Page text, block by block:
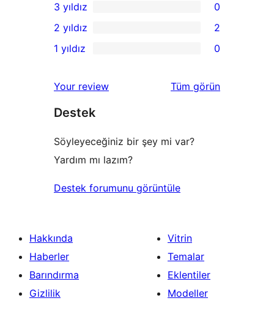
yıldızlı
inceleme
4
yıldızlı
inceleme
0
3
yıldızlı
3 yıldız 0
2
inceleme
2 yıldız 2
yıldızlı
inceleme
1 yıldız 0
Your review Tüm değerlendirmeleri
görün
Destek
Söyleyeceğiniz bir şey mi var?
Yardım mı lazım?
Destek forumunu görüntüle
Hakkında
Haberler
Barındırma
Gizlilik
Vitrin
Temalar
Eklentiler
Modeller